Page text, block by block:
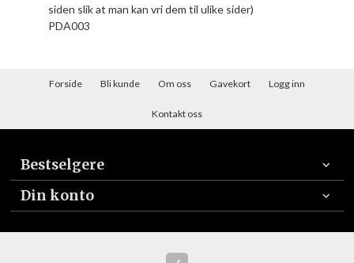
siden slik at man kan vri dem til ulike sider)
PDA003
Forside Bli kunde Om oss Gavekort Logg inn
Kontakt oss
Bestselgere
Din konto